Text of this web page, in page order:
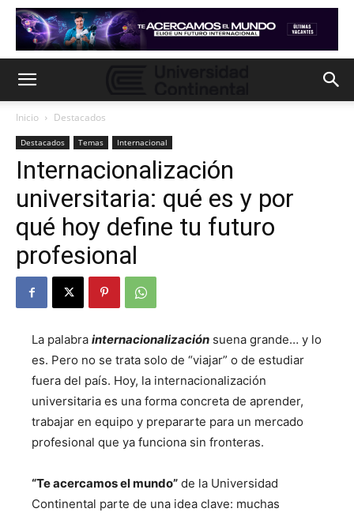
Inicio Destacados
Destacados Temas Internacional
Internacionalización
universitaria: qué es y por
qué hoy define tu futuro
profesional
La palabra internacionalización suena grande… y lo
es. Pero no se trata solo de “viajar” o de estudiar
fuera del país. Hoy, la internacionalización
universitaria es una forma concreta de aprender,
trabajar en equipo y prepararte para un mercado
profesional que ya funciona sin fronteras.
“Te acercamos el mundo” de la Universidad
Continental parte de una idea clave: muchas